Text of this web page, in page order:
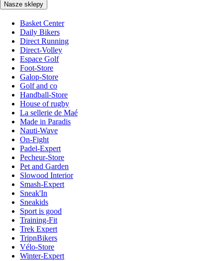
Nasze sklepy
Basket Center
Daily Bikers
Direct Running
Direct-Volley
Espace Golf
Foot-Store
Galop-Store
Golf and co
Handball-Store
House of rugby
La sellerie de Maé
Made in Paradis
Nauti-Wave
On-Fight
Padel-Expert
Pecheur-Store
Pet and Garden
Slowood Interior
Smash-Expert
Sneak'In
Sneakids
Sport is good
Training-Fit
Trek Expert
TripnBikers
Vélo-Store
Winter-Expert